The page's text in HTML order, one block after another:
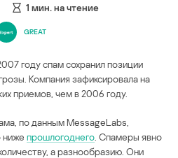
1 мин. на чтение
GREAT
году спам сохранил позиции
Компания зафиксировала на
приемов, чем в 2006 году.
по данным MessageLabs,
ниже прошлогоднего . Спамеры явно
а разнообразию. Они